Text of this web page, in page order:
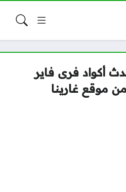
أكواد فرى فاير
2025 Free Fire من موقع غارينا